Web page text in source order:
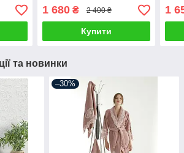
1 680₴ 2 400 ₴
Купити
1
та новинки
–30%